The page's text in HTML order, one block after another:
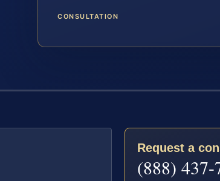
CONSULTATION
Request a
(888) 437-